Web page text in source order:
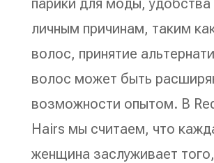
парики для моды, удобства
личным причинам, таким
волос, принятие
волос может быть
возможности опытом. В
Hairs мы считаем, что
женщина заслуживает